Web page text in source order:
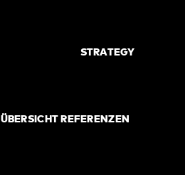
STRATEGY
ÜBERSICHT REFERENZEN